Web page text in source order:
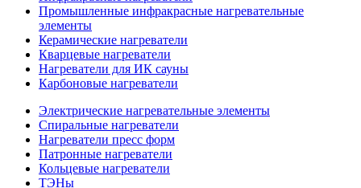
Промышленные инфракрасные нагревательные
элементы
Керамические нагреватели
Кварцевые нагреватели
Нагреватели для ИК сауны
Карбоновые нагреватели
Электрические нагревательные элементы
Спиральные нагреватели
Нагреватели пресс форм
Патронные нагреватели
Кольцевые нагреватели
ТЭНы